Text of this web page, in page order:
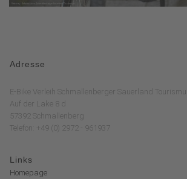
Adresse
E-Bike Verleih Schmallenberger Sauerland Tourismus
Auf der Lake 8 d
57392 Schmallenberg
Telefon: +49 (0) 2972 - 961937
Links
Homepage